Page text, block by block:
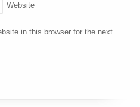
Website
in this browser for the next